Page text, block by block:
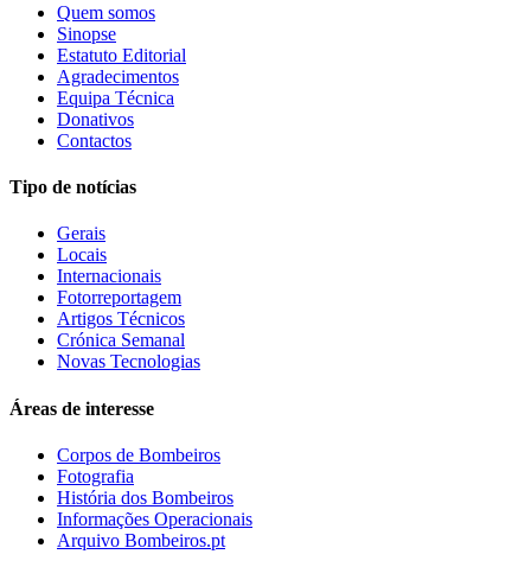
Quem somos
Sinopse
Estatuto Editorial
Agradecimentos
Equipa Técnica
Donativos
Contactos
Tipo de notícias
Gerais
Locais
Internacionais
Fotorreportagem
Artigos Técnicos
Crónica Semanal
Novas Tecnologias
Áreas de interesse
Corpos de Bombeiros
Fotografia
História dos Bombeiros
Informações Operacionais
Arquivo Bombeiros.pt